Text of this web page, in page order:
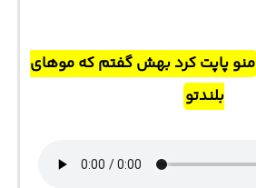
منو پاپت کرد بهش گفتم که موهای
بلندتو